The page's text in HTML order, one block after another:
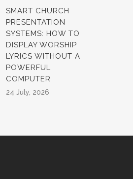
SMART CHURCH
PRESENTATION
SYSTEMS: HOW TO
DISPLAY WORSHIP
LYRICS WITHOUT A
POWERFUL
COMPUTER
24 July, 2026